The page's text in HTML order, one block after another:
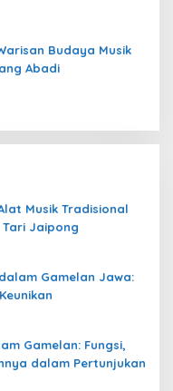
Budaya Musik
Abadi
Musik Tradisional
Jaipong
Gamelan Jawa:
Gamelan: Fungsi,
dalam Pertunjukan